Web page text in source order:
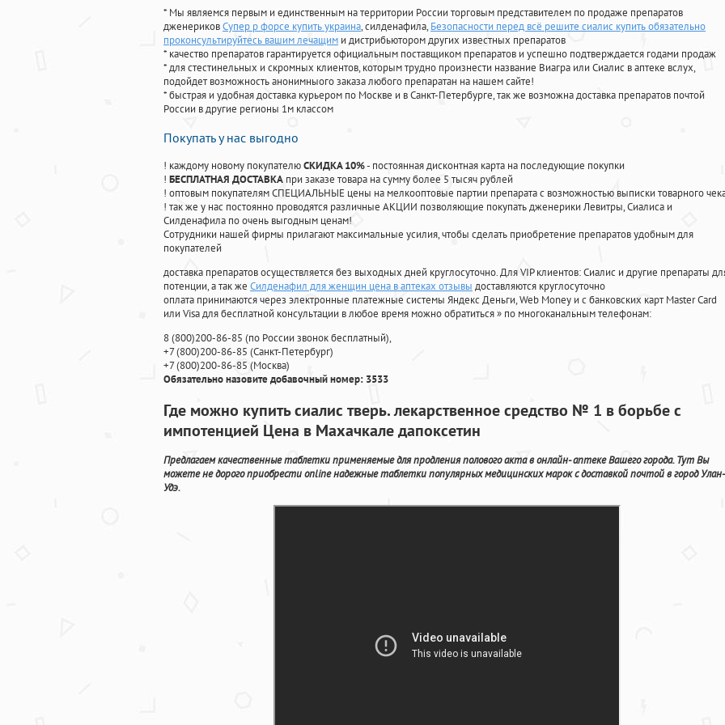
* Мы являемся первым и единственным на территории России торговым представителем по продаже препаратов
дженериковСупер р форсе купить украина, силденафила, Безопасности перед всё решите сиалис купить обязательно
проконсультируйтесь вашим лечащим и дистрибьютором других известных препаратов
* качество препаратов гарантируется официальным поставщиком препаратов и успешно подтверждается годами продаж
* для стестинельных и скромных клиентов, которым трудно произнести название Виагра или Сиалис в аптеке вслух,
подойдет возможность анонимныого заказа любого препаратан на нашем сайте!
* быстрая и удобная доставка курьером по Москве и в Санкт-Петербурге, так же возможна доставка препаратов почтой
России в другие регионы 1м классом
Покупать у нас выгодно
! каждому новому покупателюСКИДКА 10%- постоянная дисконтная карта на последующие покупки
! БЕСПЛАТНАЯ ДОСТАВКА при заказе товара на сумму более 5 тысяч рублей
! оптовым покупателям СПЕЦИАЛЬНЫЕ цены на мелкооптовые партии препарата с возможностью выписки товарного
! так же у нас постоянно проводятся различные АКЦИИ позволяющие покупать дженерики Левитры, Сиалиса и
Силденафила по очень выгодным ценам!
Cотрудники нашей фирмы прилагают максимальные усилия, чтобы сделать приобретение препаратов удобным для
покупателей
доставка препаратов осуществляется без выходных дней круглосуточно. Для VIP клиентов: Сиалис и другие препараты
потенции, а так же Силденафил для женщин цена в аптеках отзывы доставляются круглосуточно
оплата принимаются через электронные платежные системы Яндекс Деньги, Web Money и с банковских карт Master Card
или Visa для бесплатной консультации в любое время можно обратиться» по многоканальным телефонам:
8(800)200-86-85 (по России звонок бесплатный),
+7(800)200-86-85 (Санкт-Петербург)
+7(800)200-86-85 (Москва)
Обязательно назовите добавочный номер: 3533
Где можно купить сиалис тверь. лекарственное средство № 1 в борьбе с
импотенцией Цена в Махачкале дапоксетин
Предлагаем качественные таблетки применяемые для продления полового акта в онлайн- аптеке Вашего города. Тут Вы
можете не дорого приобрести online надежные таблетки популярных медицинских марок с доставкой почтой в город Улан-
Удэ.